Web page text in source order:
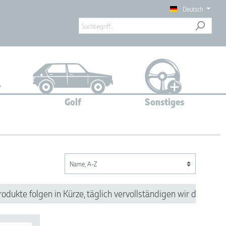
Deutsch
Golf Sonstiges
Elektrik
folgen in Kürze, täglich vervollständigen wir das